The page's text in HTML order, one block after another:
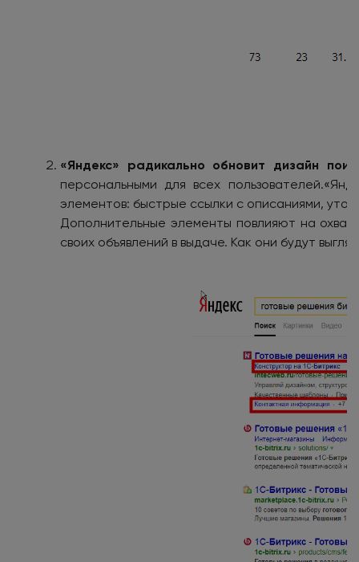
«Яндекс» радикально обновит дизайн
персональными для всех
элементов: быстрые ссылки с описаниями,
Дополнительные элементы повлияют на
своих объявлений в выдаче. Как они будут